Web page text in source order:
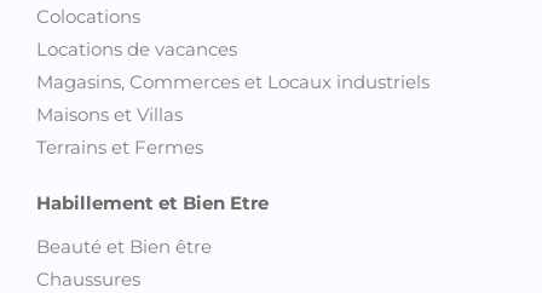
Colocations
Locations de vacances
Magasins, Commerces et Locaux industriels
Maisons et Villas
Terrains et Fermes
Habillement et Bien Etre
Beauté et Bien être
Chaussures